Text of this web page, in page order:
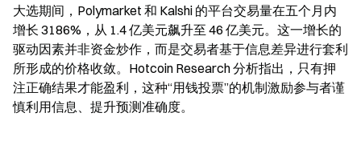
大选期间，Polymarket 和 Kalshi 的平台交易量在五个月内
增长 3186%，从 1.4 亿美元飙升至 46 亿美元。这一增长的
驱动因素并非资金炒作，而是交易者基于信息差异进行套利
所形成的价格收敛。Hotcoin Research 分析指出，只有押
注正确结果才能盈利，这种“用钱投票”的机制激励参与者谨
慎利用信息、提升预测准确度。